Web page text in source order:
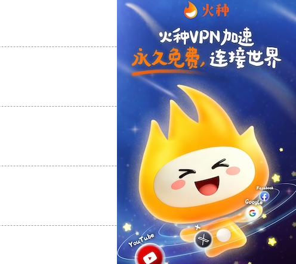
支持[0] 反对
支持
反对 [0]
支持[0] 反对[0]